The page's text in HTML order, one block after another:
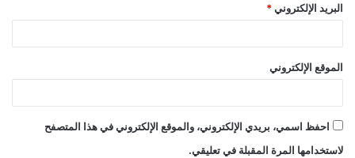
البريد الإلكتروني *
الموقع الإلكتروني
احفظ اسمي، بريدي الإلكتروني، والموقع الإلكتروني في هذا المتصفح
لاستخدامها المرة المقبلة في تعليقي.